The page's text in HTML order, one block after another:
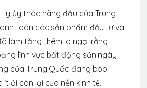
ủy thác hàng đầu của Trung
toán các sản phẩm đầu tư và
làm tăng thêm lo ngại rằng
lĩnh vực bất động sản ngày
của Trung Quốc đang bóp
ít ỏi còn lại của nền kinh tế.